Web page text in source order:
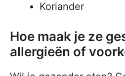
Koriander
Hoe maak je ze
allergieën of